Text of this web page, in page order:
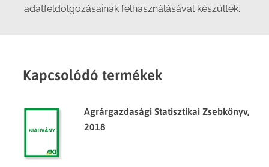
adatfeldolgozásainak felhasználásával készültek.
Kapcsolódó termékek
Agrárgazdasági Statisztikai Zsebkönyv,
2018